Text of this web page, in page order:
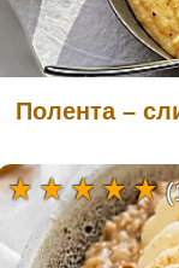
Полента –